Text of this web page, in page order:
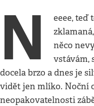
N
eeee, teď
něco
vstávám,
docela brzo a dnes je
vidět jen mlíko. Noční
neopakovatelnosti